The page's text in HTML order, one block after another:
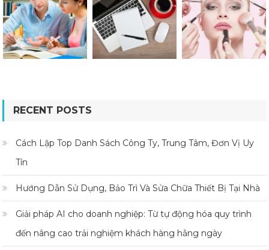
RECENT POSTS
Cách Lập Top Danh Sách Công Ty, Trung Tâm, Đơn Vị Uy
Tín
Hướng Dẫn Sử Dụng, Bảo Trì Và Sửa Chữa Thiết Bị Tại Nhà
Giải pháp AI cho doanh nghiệp: Từ tự động hóa quy trình
đến nâng cao trải nghiệm khách hàng hằng ngày